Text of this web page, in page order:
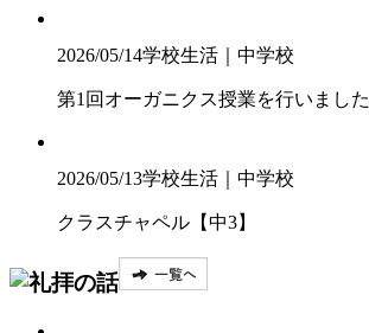
2026/05/14学校生活｜中学校
第1回オーガニクス授業を行いました
2026/05/13学校生活｜中学校
クラスチャペル【中3】